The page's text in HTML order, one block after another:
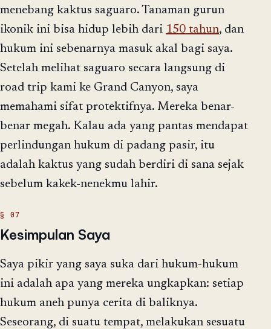
menebang kaktus saguaro. Tanaman gurun
ikonik ini bisa hidup lebih dari 150 tahun, dan
hukum ini sebenarnya masuk akal bagi saya.
Setelah melihat saguaro secara langsung di
road trip kami ke Grand Canyon, saya
memahami sifat protektifnya. Mereka benar-
benar megah. Kalau ada yang pantas mendapat
perlindungan hukum di padang pasir, itu
adalah kaktus yang sudah berdiri di sana sejak
sebelum kakek-nenekmu lahir.
Kesimpulan Saya
Saya pikir yang saya suka dari hukum-hukum
ini adalah apa yang mereka ungkapkan: setiap
hukum aneh punya cerita di baliknya.
Seseorang, di suatu tempat, melakukan sesuatu